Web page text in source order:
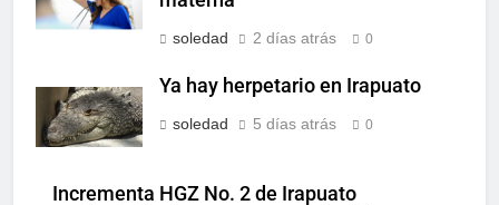
soledad 2 días atrás 0
Ya hay herpetario en Irapuato
soledad 5 días atrás 0
Incrementa HGZ No. 2 de Irapuato